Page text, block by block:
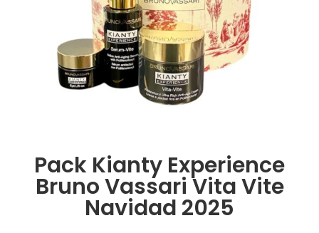
Pack Kianty Experience
Bruno Vassari Vita Vite
Navidad 2025